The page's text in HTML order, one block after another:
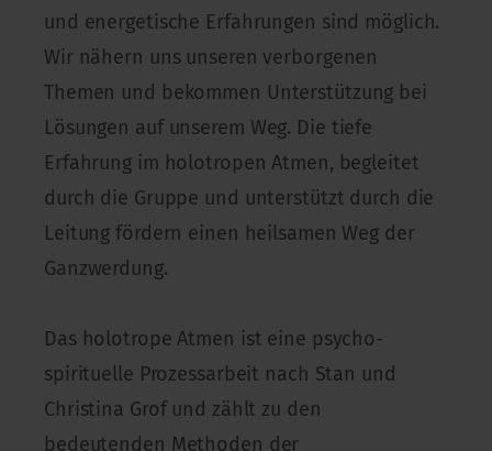
und energetische Erfahrungen sind möglich.
Wir nähern uns unseren verborgenen
Themen und bekommen Unterstützung bei
Lösungen auf unserem Weg. Die tiefe
Erfahrung im holotropen Atmen, begleitet
durch die Gruppe und unterstützt durch die
Leitung fördern einen heilsamen Weg der
Ganzwerdung.
Das holotrope Atmen ist eine psycho-
spirituelle Prozessarbeit nach Stan und
Christina Grof und zählt zu den
bedeutenden Methoden der